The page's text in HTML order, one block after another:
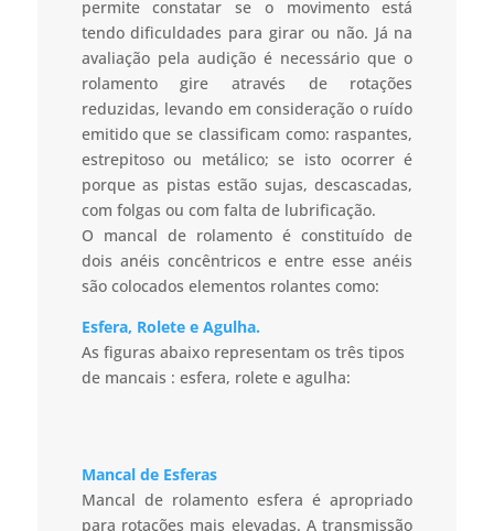
permite constatar se o movimento está
tendo dificuldades para girar ou não. Já na
avaliação pela audição é necessário que o
rolamento gire através de rotações
reduzidas, levando em consideração o ruído
emitido que se classificam como: raspantes,
estrepitoso ou metálico; se isto ocorrer é
porque as pistas estão sujas, descascadas,
com folgas ou com falta de lubrificação.
O mancal de rolamento é constituído de
dois anéis concêntricos e entre esse anéis
são colocados elementos rolantes como:
Esfera, Rolete e Agulha.
As figuras abaixo representam os três tipos
de mancais : esfera, rolete e agulha:
Mancal de Esferas
Mancal de rolamento esfera é apropriado
para rotações mais elevadas. A transmissão